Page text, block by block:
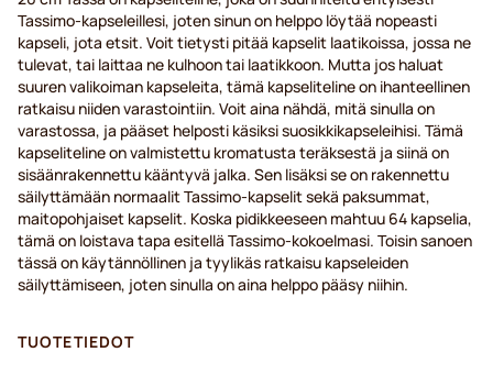
Tassimo-kapseleillesi, joten sinun on helppo löytää nopeasti
kapseli, jota etsit. Voit tietysti pitää kapselit laatikoissa, jossa ne
tulevat, tai laittaa ne kulhoon tai laatikkoon. Mutta jos haluat
suuren valikoiman kapseleita, tämä kapseliteline on ihanteellinen
ratkaisu niiden varastointiin. Voit aina nähdä, mitä sinulla on
varastossa, ja pääset helposti käsiksi suosikkikapseleihisi. Tämä
kapseliteline on valmistettu kromatusta teräksestä ja siinä on
sisäänrakennettu kääntyvä jalka. Sen lisäksi se on rakennettu
säilyttämään normaalit Tassimo-kapselit sekä paksummat,
maitopohjaiset kapselit. Koska pidikkeeseen mahtuu 64 kapselia,
tämä on loistava tapa esitellä Tassimo-kokoelmasi. Toisin sanoen
tässä on käytännöllinen ja tyylikäs ratkaisu kapseleiden
säilyttämiseen, joten sinulla on aina helppo pääsy niihin.
TUOTETIEDOT